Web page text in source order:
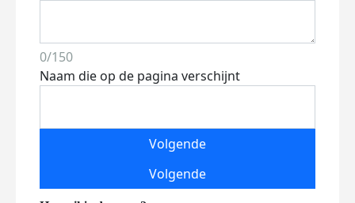
0/150
Naam die op de pagina verschijnt
Volgende
Volgende